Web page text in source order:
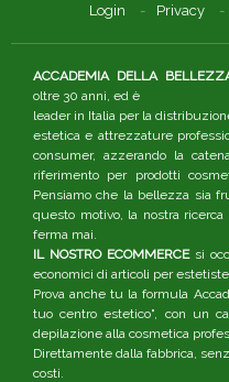
Login Privacy
ACCADEMIA DELLA
oltre 30 anni, ed è
leader in Italia per la
estetica e attrezzature
consumer, azzerando la
riferimento per prodotti
Pensiamo che la bellezza sia
questo motivo, la nostra
ferma mai.
IL NOSTRO ECOMMERCEsi
economici di articoli per
Prova anche tu la formula
tuo centro estetico", con un
depilazione alla cosmetica
Direttamente dalla fabbrica,
costi.